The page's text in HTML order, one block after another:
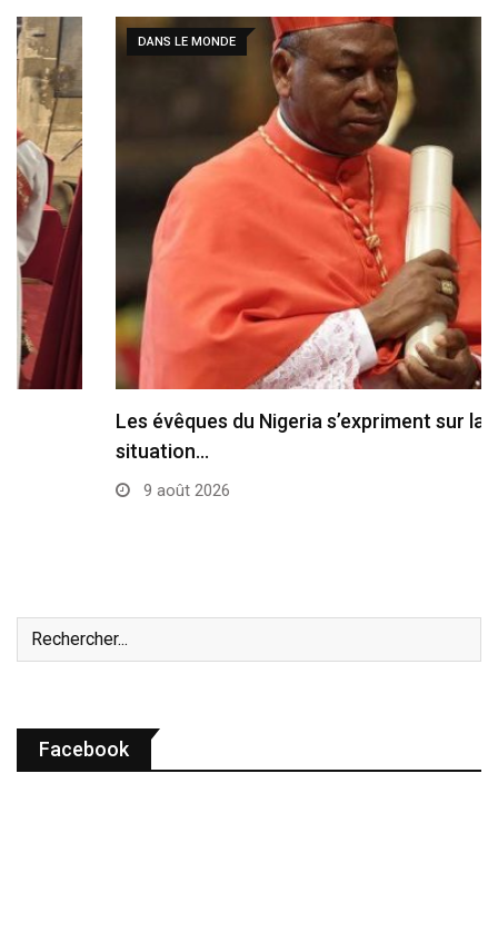
DANS LE MONDE
Les évêques du Nigeria s’expriment sur la
9 août 2026
Facebook